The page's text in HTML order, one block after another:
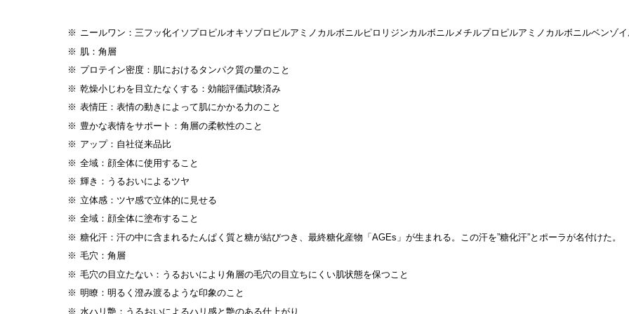
ニールワン：三フッ化イソプロピルオキソプロピルアミノカルボニルピロリジンカルボニルメチルプロピルアミノカルボニルベンゾ
肌：角層
プロテイン密度：肌におけるタンパク質の量のこと
乾燥小じわを目立たなくする：効能評価試験済み
表情圧：表情の動きによって肌にかかる力のこと
豊かな表情をサポート：角層の柔軟性のこと
アップ：自社従来品比
全域：顔全体に使用すること
輝き：うるおいによるツヤ
立体感：ツヤ感で立体的に見せる
全域：顔全体に塗布すること
糖化汗：汗の中に含まれるたんぱく質と糖が結びつき、最終糖化産物「AGEs」が生まれる。この汗を”糖化汗”とポーラが名付けた。
毛穴：角層
毛穴の目立たない：うるおいにより角層の毛穴の目立ちにくい肌状態を保つこと
明瞭：明るく澄み渡るような印象のこと
水ハリ艶：うるおいによるハリ感と艶のある仕上がり